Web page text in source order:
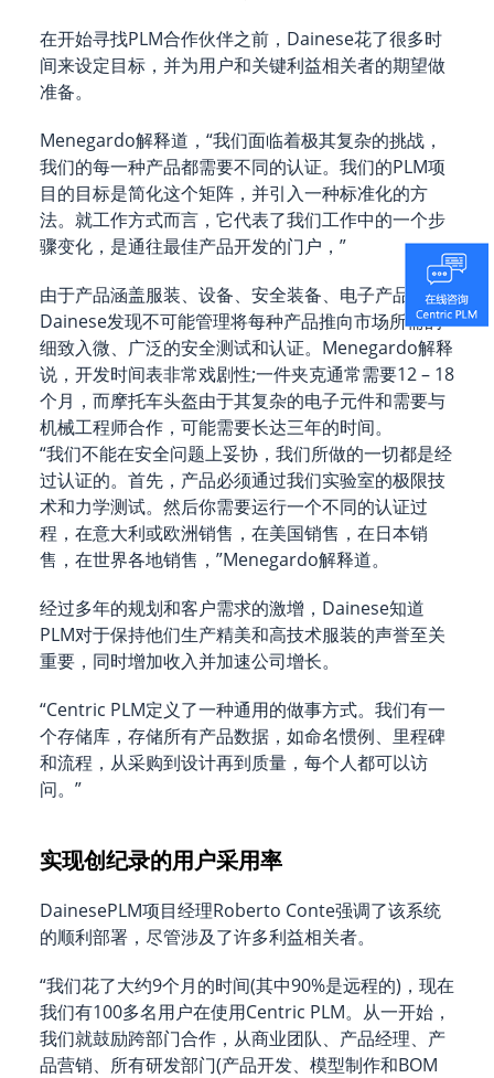
在开始寻找PLM合作伙伴之前，Dainese花了很多时
间来设定目标，并为用户和关键利益相关者的期望做
准备。
Menegardo解释道，“我们面临着极其复杂的挑战，
我们的每一种产品都需要不同的认证。我们的PLM项
目的目标是简化这个矩阵，并引入一种标准化的方
法。就工作方式而言，它代表了我们工作中的一个步
骤变化，是通往最佳产品开发的门户，”
由于产品涵盖服装、设备、安全装备、电子产品等，
Dainese发现不可能管理将每种产品推向市场所需的
细致入微、广泛的安全测试和认证。Menegardo解释
说，开发时间表非常戏剧性;一件夹克通常需要12 – 18
个月，而摩托车头盔由于其复杂的电子元件和需要与
机械工程师合作，可能需要长达三年的时间。
“我们不能在安全问题上妥协，我们所做的一切都是经
过认证的。首先，产品必须通过我们实验室的极限技
术和力学测试。然后你需要运行一个不同的认证过
程，在意大利或欧洲销售，在美国销售，在日本销
售，在世界各地销售，”Menegardo解释道。
经过多年的规划和客户需求的激增，Dainese知道
PLM对于保持他们生产精美和高技术服装的声誉至关
重要，同时增加收入并加速公司增长。
“Centric PLM定义了一种通用的做事方式。我们有一
个存储库，存储所有产品数据，如命名惯例、里程碑
和流程，从采购到设计再到质量，每个人都可以访
问。”
实现创纪录的用户采用率
DainesePLM项目经理Roberto Conte强调了该系统
的顺利部署，尽管涉及了许多利益相关者。
“我们花了大约9个月的时间(其中90%是远程的)，现在
我们有100多名用户在使用Centric PLM。从一开始，
我们就鼓励跨部门合作，从商业团队、产品经理、产
品营销、所有研发部门(产品开发、模型制作和BOM